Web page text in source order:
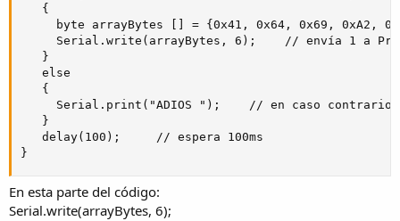
   {
byte arrayBytes [] = {0x41, 0x64, 0x69, 0xA2,
Serial.write(arrayBytes, 6);    // envía 1 a
   }
   else
   {
Serial.print("ADIOS ");    // en caso contrario
   }
   delay(100);     // espera 100ms
}
En esta parte del código:
Serial.write(arrayBytes, 6);